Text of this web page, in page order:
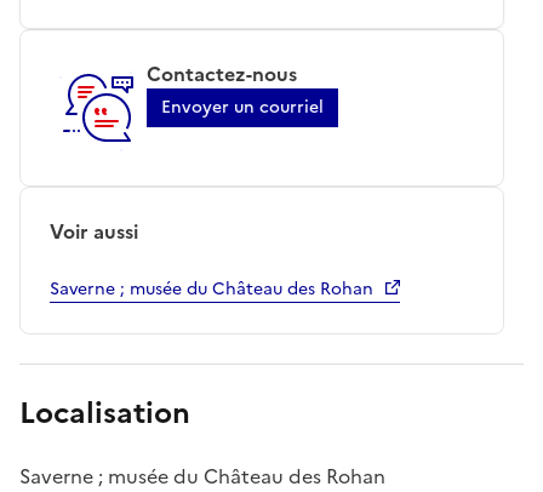
Contactez-nous
Envoyer un courriel
Voir aussi
Saverne ; musée du Château des Rohan
Localisation
Saverne ; musée du Château des Rohan